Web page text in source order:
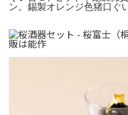
ン。錫製オレンジ色猪口ぐ